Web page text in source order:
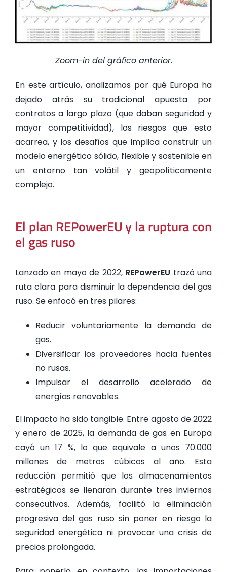
Zoom-in del gráfico anterior.
En este artículo, analizamos por qué Europa ha
dejado atrás su tradicional apuesta por
contratos a largo plazo (que daban seguridad y
mayor competitividad), los riesgos que esto
acarrea, y los desafíos que implica construir un
modelo energético sólido, flexible y sostenible en
un entorno tan volátil y geopolíticamente
complejo.
El plan REPowerEU y la ruptura con
el gas ruso
Lanzado en mayo de 2022, REPowerEU trazó una
ruta clara para disminuir la dependencia del gas
ruso. Se enfocó en tres pilares:
Reducir voluntariamente la demanda de
gas.
Diversificar los proveedores hacia fuentes
no rusas.
Impulsar el desarrollo acelerado de
energías renovables.
El impacto ha sido tangible. Entre agosto de 2022
y enero de 2025, la demanda de gas en Europa
cayó un 17 %, lo que equivale a unos 70.000
millones de metros cúbicos al año. Esta
reducción permitió que los almacenamientos
estratégicos se llenaran durante tres inviernos
consecutivos. Además, facilitó la eliminación
progresiva del gas ruso sin poner en riesgo la
seguridad energética ni provocar una crisis de
precios prolongada.